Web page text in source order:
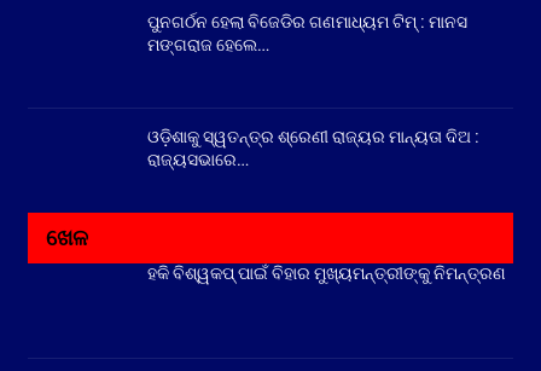
ପୁନଗର୍ଠନ ହେଲା ବିଜେଡିର ଗଣମାଧ୍ୟମ ଟିମ୍ : ମାନସ
ମଙ୍ଗରାଜ ହେଲେ…
ଓଡ଼ିଶାକୁ ସ୍ୱତନ୍ତ୍ର ଶ୍ରେଣୀ ରାଜ୍ୟର ମାନ୍ୟତା ଦିଅ :
ରାଜ୍ୟସଭାରେ…
ଖେଳ
ହକି ବିଶ୍ୱକପ୍ ପାଇଁ ବିହାର ମୁଖ୍ୟମନ୍ତ୍ରୀଙ୍କୁ ନିମନ୍ତ୍ରଣ